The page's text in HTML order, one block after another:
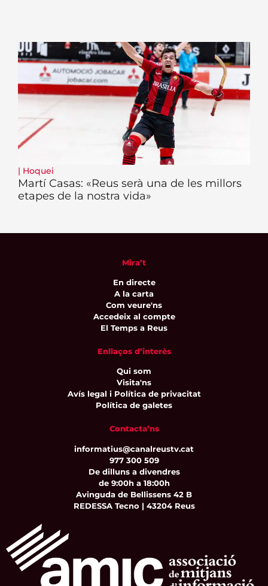
| Hoquei
Martí Casas: «Reus serà una de les millors
etapes de la nostra vida»
Mira’t
En directe
A la carta
Com veure'ns
Accedeix al compte
El Temps a Reus
Enllaços d’interès
Qui som
Visita'ns
Avís legal i Política de privacitat
Política de galetes
Contacta’ns
informatius@canalreustv.cat
977 300 509
De dilluns a divendres
de 9:00h a 18:00h
Avinguda de Bellissens 42 B
REDESSA Tecno | 43204 Reus